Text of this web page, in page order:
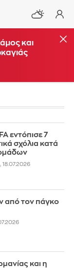
και
εντόπισε 7
σχόλια κατά
18.07.2026
από τον πάγκο
και η